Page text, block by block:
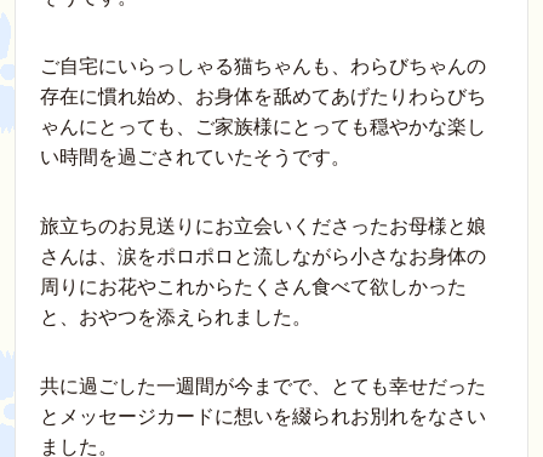
ご自宅にいらっしゃる猫ちゃんも、わらびちゃんの
存在に慣れ始め、お身体を舐めてあげたりわらびち
ゃんにとっても、ご家族様にとっても穏やかな楽し
い時間を過ごされていたそうです。
旅立ちのお見送りにお立会いくださったお母様と娘
さんは、涙をポロポロと流しながら小さなお身体の
周りにお花やこれからたくさん食べて欲しかった
と、おやつを添えられました。
共に過ごした一週間が今までで、とても幸せだった
とメッセージカードに想いを綴られお別れをなさい
ました。